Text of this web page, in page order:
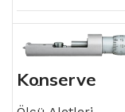
Konserve
Mikrometresi